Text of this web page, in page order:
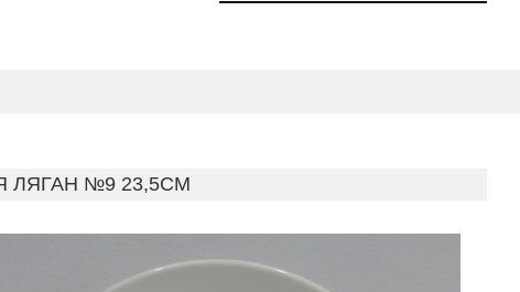
ЛЯГАН №9 23,5СМ